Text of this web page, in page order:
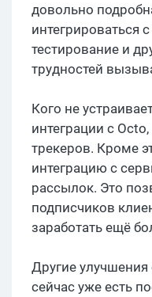
довольно
интегрироваться
тестирование и
трудностей
Кого не
интеграции с
трекеров. Кроме
интеграцию с
рассылок. Это
подписчиков
заработать ещё
Другие
сейчас уже есть